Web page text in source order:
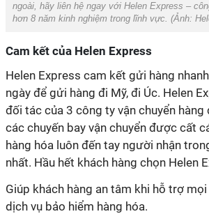
ngoài, hãy liên hệ ngay với Helen Express –
hơn 8 năm kinh nghiệm trong lĩnh vực. (Ảnh:
Cam kết của Helen Express
Helen Express cam kết gửi hàng
ngày để gửi hàng đi Mỹ, đi Úc. Helen
đối tác của 3 công ty vận chuyển hàng
các chuyến bay vận chuyển được cất
hàng hóa luôn đến tay người nhận
nhất. Hầu hết khách hàng chọn Helen
Giúp khách hàng an tâm khi hỗ trợ
dịch vụ bảo hiểm hàng hóa.